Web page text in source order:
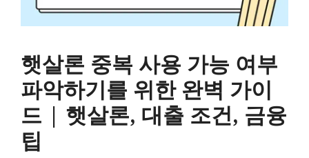
햇살론 중복 사용 가능 여부
파악하기를 위한 완벽 가이
드 | 햇살론, 대출 조건, 금융
팁